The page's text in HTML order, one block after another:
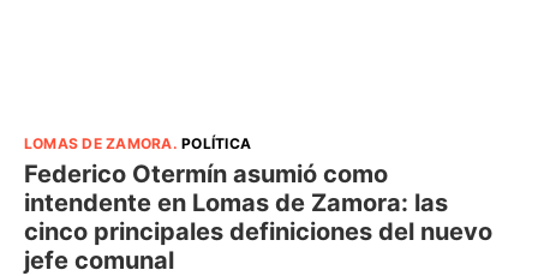
LOMAS DE ZAMORA.POLÍTICA
Federico Otermín asumió como
intendente en Lomas de Zamora: las
cinco principales definiciones del nuevo
jefe comunal